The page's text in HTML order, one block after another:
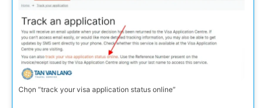
Chọn “track your visa application status online”